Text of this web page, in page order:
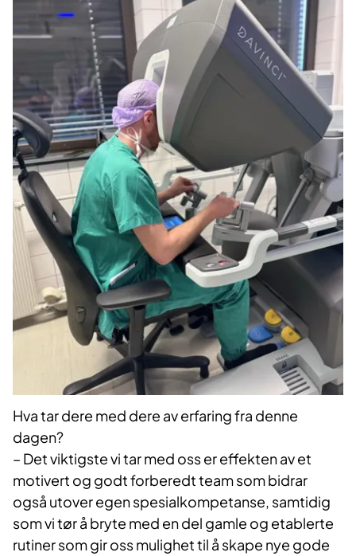
Hva tar dere med dere av erfaring fra denne
dagen?
– Det viktigste vi tar med oss er effekten av et
motivert og godt forberedt team som bidrar
også utover egen spesialkompetanse, samtidig
som vi tør å bryte med en del gamle og etablerte
rutiner som gir oss mulighet til å skape nye gode